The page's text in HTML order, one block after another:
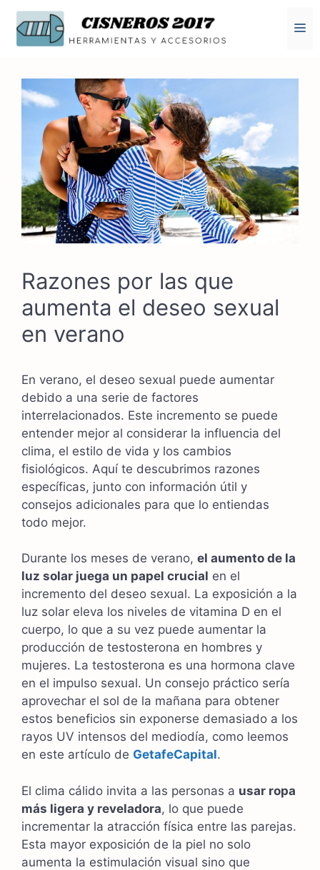
Saltar
contenido
Razones por las que
aumenta el deseo sexual
en verano
En verano, el deseo sexual puede aumentar
debido a una serie de factores
interrelacionados. Este incremento se puede
entender mejor al considerar la influencia del
clima, el estilo de vida y los cambios
fisiológicos. Aquí te descubrimos razones
específicas, junto con información útil y
consejos adicionales para que lo entiendas
todo mejor.
Durante los meses de verano, el aumento de la
luz solar juega un papel crucial en el
incremento del deseo sexual. La exposición a la
luz solar eleva los niveles de vitamina D en el
cuerpo, lo que a su vez puede aumentar la
producción de testosterona en hombres y
mujeres. La testosterona es una hormona clave
en el impulso sexual. Un consejo práctico sería
aprovechar el sol de la mañana para obtener
estos beneficios sin exponerse demasiado a los
rayos UV intensos del mediodía, como leemos
en este artículo de GetafeCapital.
El clima cálido invita a las personas a usar ropa
más ligera y reveladora, lo que puede
incrementar la atracción física entre las parejas.
Esta mayor exposición de la piel no solo
aumenta la estimulación visual sino que